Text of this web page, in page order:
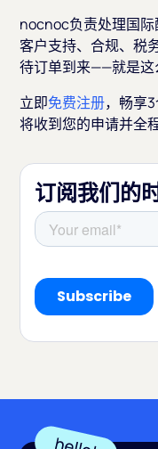
nocnoc负责处理国际
客户支持、合规、税
待订单到来——就是这
立即免费注册，畅享
将收到您的申请并全
订阅我们的